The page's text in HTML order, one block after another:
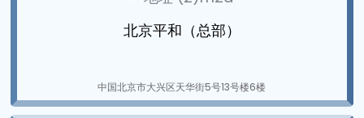
北京平和（总部）
中国北京市大兴区天华街5号13号楼6楼